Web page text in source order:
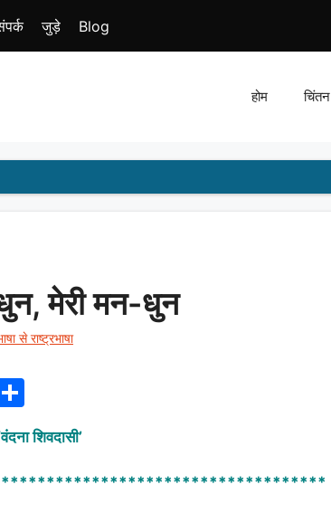
जुड़े Blog
होम चिंतन
मेरी मन-धुन
से राष्ट्रभाषा
a
h
ar
e
शिवदासी’